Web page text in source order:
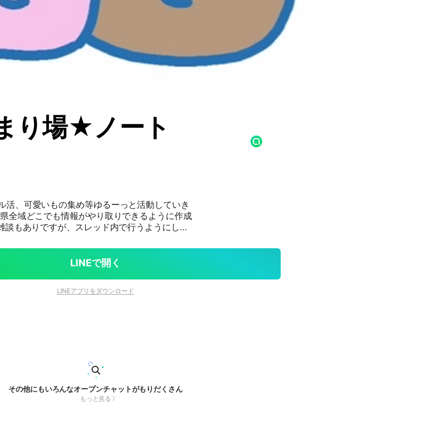
り場★ノート
活、可愛いもの集め等ゆるーっと活動していき
りますので、活動の際は気をつけてください。
LINEで開く
LINEアプリをダウンロード
その他にもいろんなオープンチャットがもりだくさん
もっと見る